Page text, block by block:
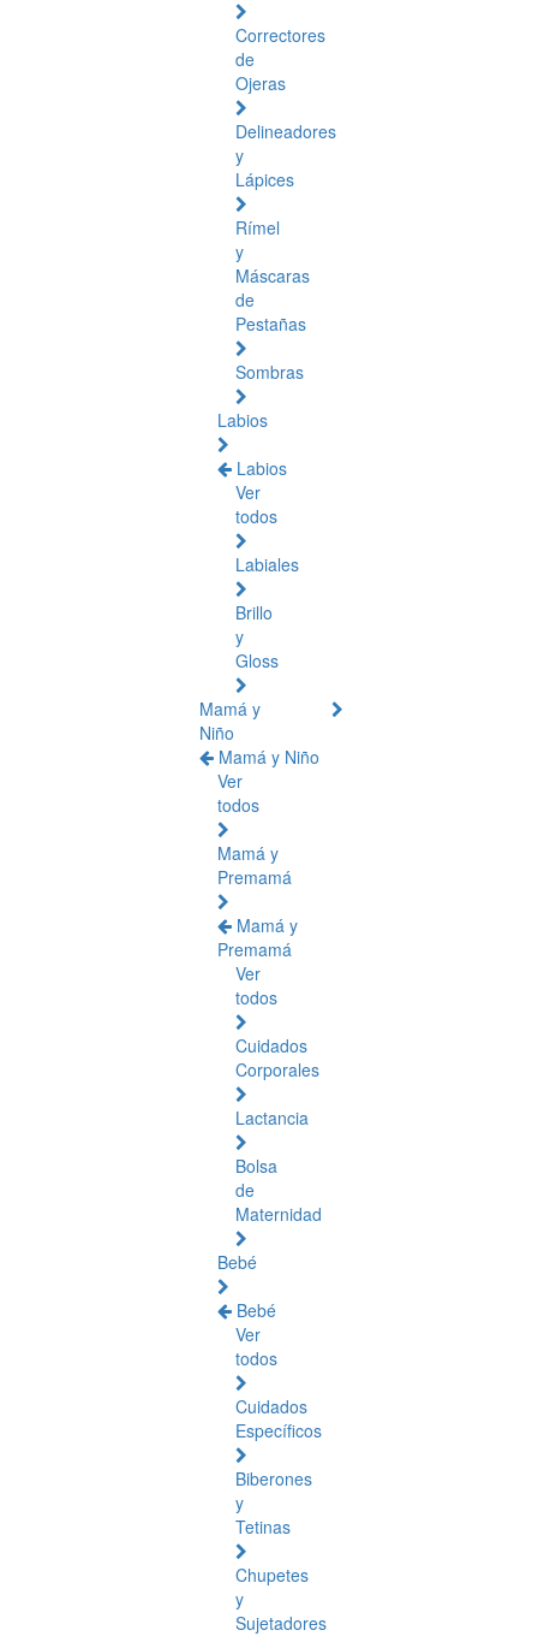
Correctores
de
Ojeras
Delineadores
y
Lápices
Rímel
y
Máscaras
de
Pestañas
Sombras
Labios
Labios
Ver
todos
Labiales
Brillo
y
Gloss
Mamá y
Niño
Mamá y Niño
Ver
todos
Mamá y
Premamá
Mamá y
Premamá
Ver
todos
Cuidados
Corporales
Lactancia
Bolsa
de
Maternidad
Bebé
Bebé
Ver
todos
Cuidados
Específicos
Biberones
y
Tetinas
Chupetes
y
Sujetadores